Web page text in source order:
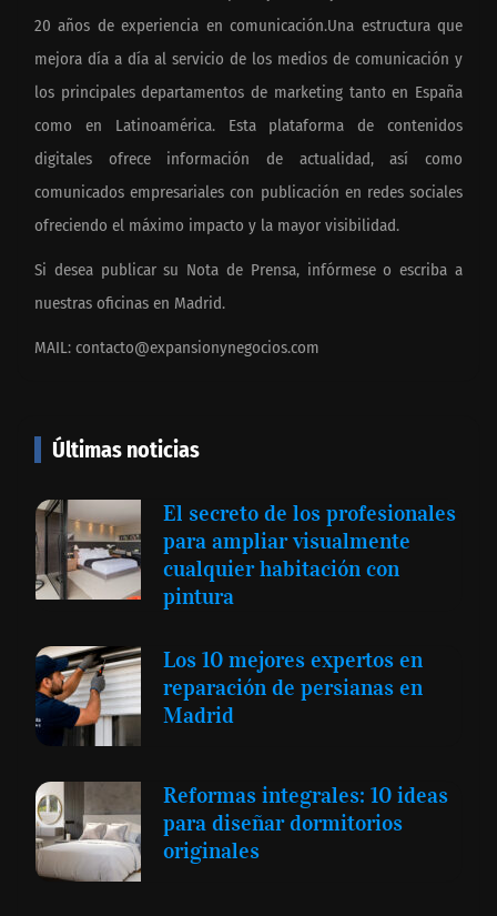
20 años de experiencia en comunicación.Una estructura que
mejora día a día al servicio de los medios de comunicación y
los principales departamentos de marketing tanto en España
como en Latinoamérica. Esta plataforma de contenidos
digitales ofrece información de actualidad, así como
comunicados empresariales con publicación en redes sociales
ofreciendo el máximo impacto y la mayor visibilidad.
Si desea publicar su Nota de Prensa, infórmese o escriba a
nuestras oficinas en Madrid.
MAIL: contacto@expansionynegocios.com
Últimas noticias
El secreto de los profesionales
para ampliar visualmente
cualquier habitación con
pintura
Los 10 mejores expertos en
reparación de persianas en
Madrid
Reformas integrales: 10 ideas
para diseñar dormitorios
originales